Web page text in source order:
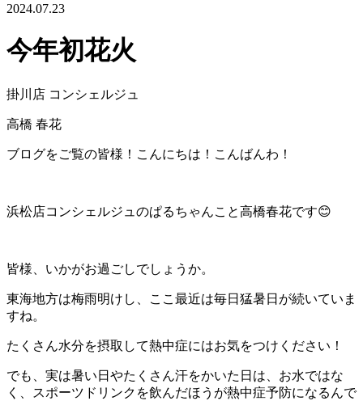
2024.07.23
今年初花火
掛川店 コンシェルジュ
高橋 春花
ブログをご覧の皆様！こんにちは！こんばんわ！
浜松店コンシェルジュのぱるちゃんこと高橋春花です😊
皆様、いかがお過ごしでしょうか。
東海地方は梅雨明けし、ここ最近は毎日猛暑日が続いていま
すね。
たくさん水分を摂取して熱中症にはお気をつけください！
でも、実は暑い日やたくさん汗をかいた日は、お水ではな
く、スポーツドリンクを飲んだほうが熱中症予防になるんで